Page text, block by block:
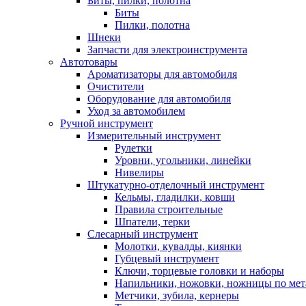
Биты
Пилки, полотна
Шнеки
Запчасти для электроинструмента
Автотовары
Ароматизаторы для автомобиля
Очистители
Оборудование для автомобиля
Уход за автомобилем
Ручной инструмент
Измерительный инструмент
Рулетки
Уровни, угольники, линейки
Нивелиры
Штукатурно-отделочный инструмент
Кельмы, гладилки, ковши
Правила строительные
Шпатели, терки
Слесарный инструмент
Молотки, кувалды, киянки
Губцевый инструмент
Ключи, торцевые головки и наборы
Напильники, ножовки, ножницы по
Метчики, зубила, кернеры